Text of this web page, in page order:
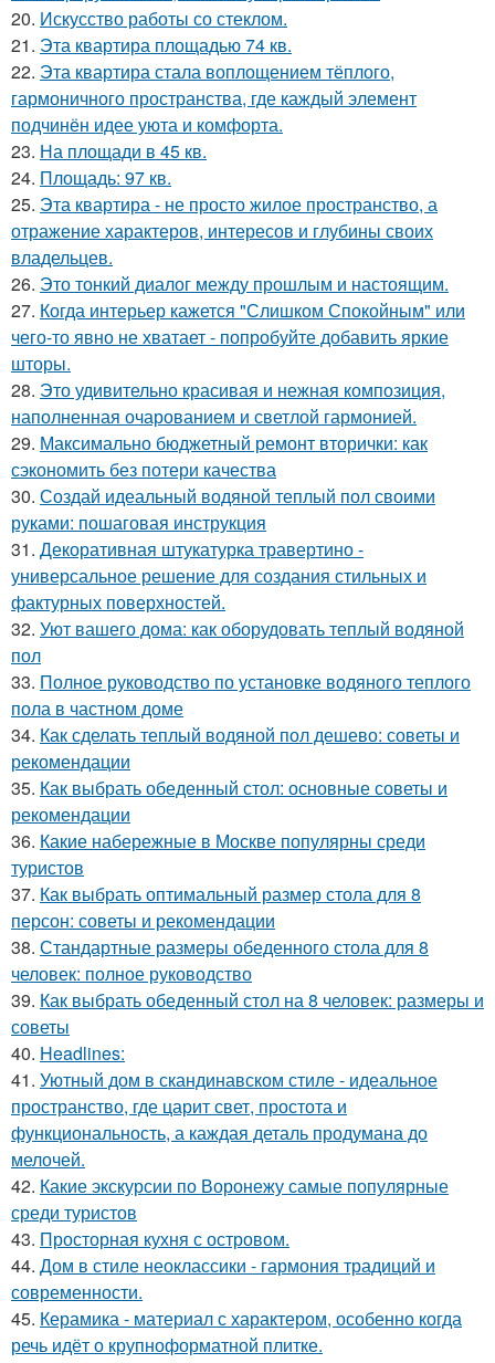
20. Искусство работы со стеклом.
21. Эта квартира площадью 74 кв.
22. Эта квартира стала воплощением тёплого,
гармоничного пространства, где каждый элемент
подчинён идее уюта и комфорта.
23. На площади в 45 кв.
24. Площадь: 97 кв.
25. Эта квартира - не просто жилое пространство, а
отражение характеров, интересов и глубины своих
владельцев.
26. Это тонкий диалог между прошлым и настоящим.
27. Когда интерьер кажется "Слишком Спокойным" или
чего-то явно не хватает - попробуйте добавить яркие
шторы.
28. Это удивительно красивая и нежная композиция,
наполненная очарованием и светлой гармонией.
29. Максимально бюджетный ремонт вторички: как
сэкономить без потери качества
30. Создай идеальный водяной теплый пол своими
руками: пошаговая инструкция
31. Декоративная штукатурка травертино -
универсальное решение для создания стильных и
фактурных поверхностей.
32. Уют вашего дома: как оборудовать теплый водяной
пол
33. Полное руководство по установке водяного теплого
пола в частном доме
34. Как сделать теплый водяной пол дешево: советы и
рекомендации
35. Как выбрать обеденный стол: основные советы и
рекомендации
36. Какие набережные в Москве популярны среди
туристов
37. Как выбрать оптимальный размер стола для 8
персон: советы и рекомендации
38. Стандартные размеры обеденного стола для 8
человек: полное руководство
39. Как выбрать обеденный стол на 8 человек: размеры и
советы
40. Headlines:
41. Уютный дом в скандинавском стиле - идеальное
пространство, где царит свет, простота и
функциональность, а каждая деталь продумана до
мелочей.
42. Какие экскурсии по Воронежу самые популярные
среди туристов
43. Просторная кухня с островом.
44. Дом в стиле неоклассики - гармония традиций и
современности.
45. Керамика - материал с характером, особенно когда
речь идёт о крупноформатной плитке.